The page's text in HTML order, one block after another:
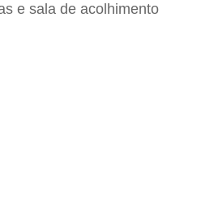
e sala de acolhimento